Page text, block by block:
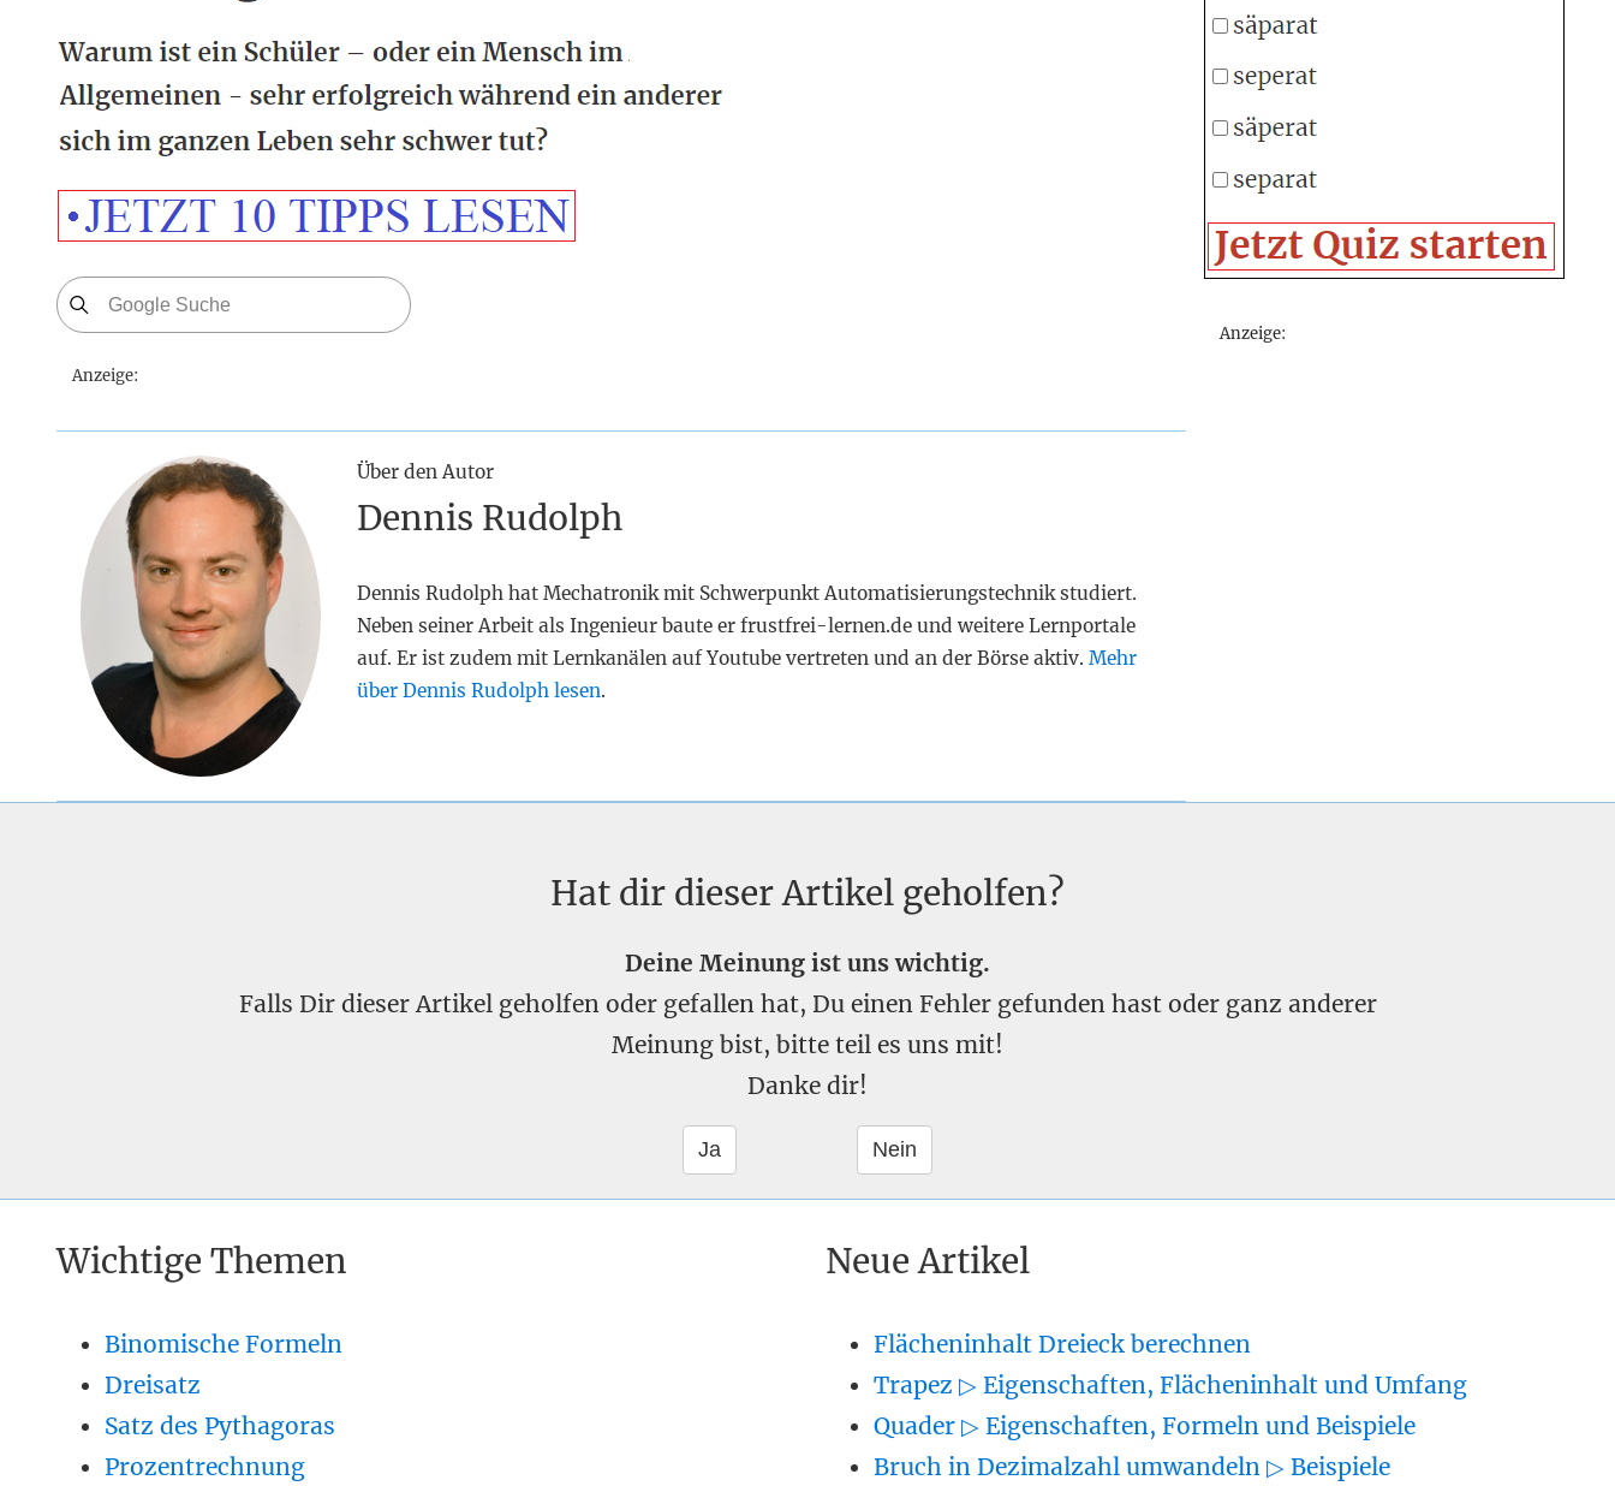
Anzeige:
Über den Autor
Dennis Rudolph
Dennis Rudolph hat Mechatronik mit Schwerpunkt Automatisierungstechnik studiert.
Neben seiner Arbeit als Ingenieur baute er frustfrei-lernen.de und weitere Lernportale
auf. Er ist zudem mit Lernkanälen auf Youtube vertreten und an der Börse aktiv. Mehr
über Dennis Rudolph lesen.
Anzeige:
Hat dir dieser Artikel geholfen?
Deine Meinung ist uns wichtig.
Falls Dir dieser Artikel geholfen oder gefallen hat, Du einen Fehler gefunden hast oder ganz anderer
Meinung bist, bitte teil es uns mit!
Danke dir!
Wichtige Themen
Binomische Formeln
Dreisatz
Satz des Pythagoras
Prozentrechnung
Neue Artikel
Flächeninhalt Dreieck berechnen
Trapez ▷ Eigenschaften, Flächeninhalt und Umfang
Quader ▷ Eigenschaften, Formeln und Beispiele
Bruch in Dezimalzahl umwandeln ▷ Beispiele